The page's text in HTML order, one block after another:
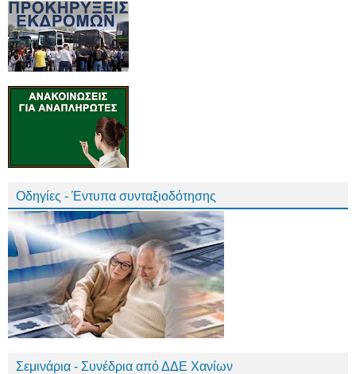
Οδηγίες - Έντυπα συνταξιοδότησης
Σεμινάρια - Συνέδρια από ΔΔΕ Χανίων